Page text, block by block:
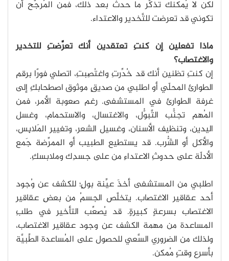
لكن لا يُمكنك تذكُّر ما حدث بعد ذلك، فمن المُرجَّح أن
تكوني قد تعرضت للتَّخدير والاعتداء.
ماذا تفعلين إن كنتِ تعتقدين أنك تعرَّضتِ للتخدير
والاغتصاب؟
إن كنتِ تظنين أنك قد خُدِّرتِ واغتُصِبتِ، اتصلي فورًا برقم
الطوارئ المحلّي أو اطلبي من صديقٍ موثوق اصطحابكِ إلى
غرفة الطوارئ في المستشفى. رغم صعوبة الأمر، فمن
المُهم تجنُّب التَّبوُّل، والاغتسال، والاستحمام، وغسل
اليدين، وتنظيف الأسنان، وغسيل الشعر، وتغيير المَلابِس،
والأكل أو الشُّرب. قد يستطيع الطبيب أو الممرِّضة جَمع
الأدلّة على حدوثِ الاعتداءِ من على جسدِك وملابسكِ.
اطلبي من المستشفى أخذَ عيِّنة بولٍ؛ للكشف عن وُجود
أحد عقاقير الاغتصاب. يتخلَّص الجسمُ من بعضِ عقاقير
الاغتصاب بسرعةٍ كبيرةٍ. قد يُصعِّب التأخير في طلبِ
المساعدة من مهمة الكشف عن وجود عقاقير الاغتصاب،
ولذلك من الضروري السَّعي للحصول على المُساعدة الطِّبيَّة
بأسرع وقتٍ مُمكن.